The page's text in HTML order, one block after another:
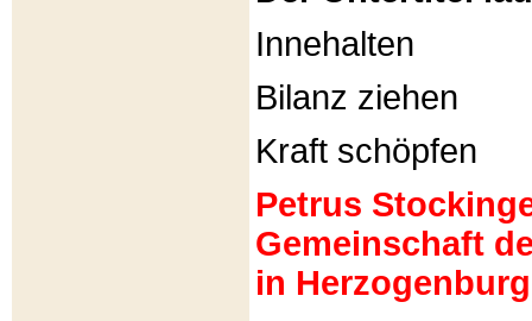
Innehalten
Bilanz ziehen
Kraft schöpfen
Petrus
Gemeinschaft
in